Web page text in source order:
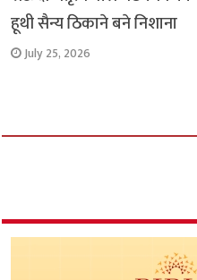
हूथी सैन्य ठिकाने बने निशाना
July 25, 2026